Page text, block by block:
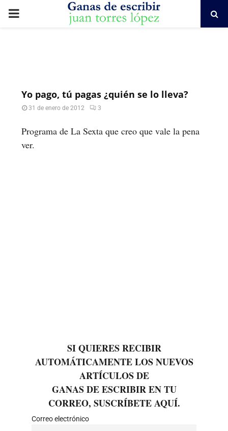
PRIMARY
Yo pago, tú pagas ¿quién se lo lleva?
31 de enero de 2012 3
Programa de La Sexta que creo que vale la pena
ver.
SI QUIERES RECIBIR
AUTOMÁTICAMENTE LOS NUEVOS
ARTÍCULOS DE
GANAS DE ESCRIBIR EN TU
CORREO, SUSCRÍBETE AQUÍ.
Correo electrónico